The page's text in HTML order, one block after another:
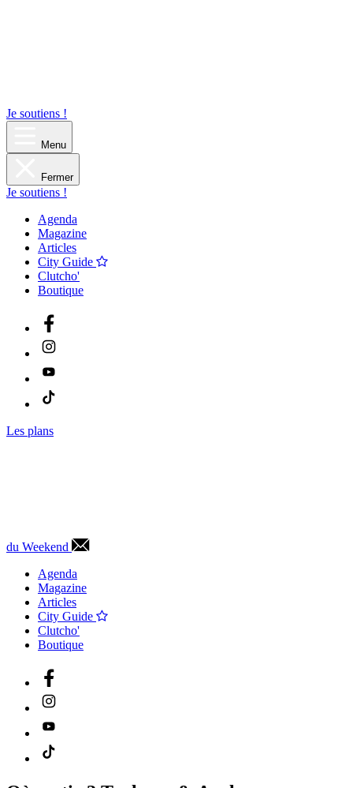
Je soutiens !
Menu
Fermer
Je soutiens !
Agenda
Magazine
Articles
City Guide
Clutcho'
Boutique
Les plans
du Weekend
Agenda
Magazine
Articles
City Guide
Clutcho'
Boutique